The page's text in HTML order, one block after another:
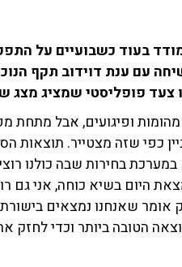
בעוד כשבועיים על
עם ענת דוידוב תקף
ופיגועים, אבל מתחת
כפי שזה מצטייר. תוצאות
בחירות שבה כולנו
היום בשיא כוחה, אני גם
שאנחנו נמצאים בישורת
הטובה ביותר וכדי לחזק